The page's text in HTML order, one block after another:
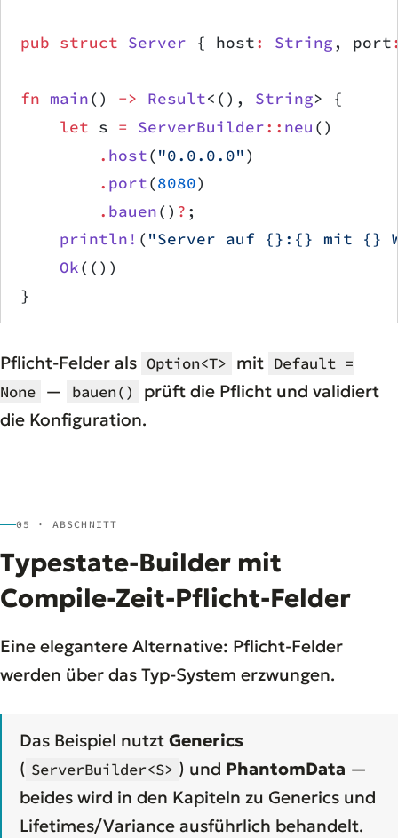
pub struct Server { host: String, port
fn main() -> Result<(), String> {
    let
s = ServerBuilder:: neu ()
        .
host( "0.0.0.0")
        .
port(8080)
        .
bauen() ? ;
    println!
( "Server auf {}:{} mit {}
    Ok
(())
}
Pflicht-Felder als Option<T> mit Default =
None — bauen()
prüft die Pflicht und validiert
die Konfiguration.
05 · ABSCHNITT
Typestate-Builder mit
Compile-Zeit-Pflicht-Felder
Eine elegantere Alternative: Pflicht-Felder
werden über das Typ-System erzwungen.
Das Beispiel nutzt Generics
( ServerBuilder<S> ) und PhantomData —
beides wird in den Kapiteln zu Generics und
Lifetimes/Variance ausführlich behandelt.